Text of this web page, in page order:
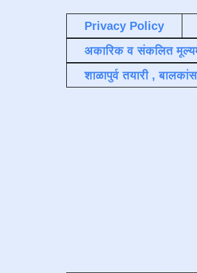
Privacy Policy
अकारिक व संकलित
शाळापुर्व तयारी ,